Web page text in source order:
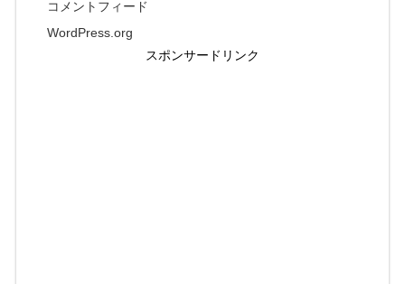
コメントフィード
WordPress.org
スポンサードリンク